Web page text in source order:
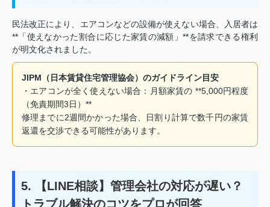
民法改正により、エアコンなどの設備が使えない場合、入居者は
**「使えなかった割合に応じた家賃の減額」**を請求できる権利
が明文化されました。
JIPM（日本賃貸住宅管理協会）のガイドライン目安
・エアコンが全く使えない場合：月額家賃の **5,000円程度
（免責期間3日）**
修理までに2週間かかった場合、日割り計算で数千円の家賃
返還を交渉できる可能性があります。
5. 【LINE相談】管理会社の対応が遅い？
トラブル解決のコツをプロが回答